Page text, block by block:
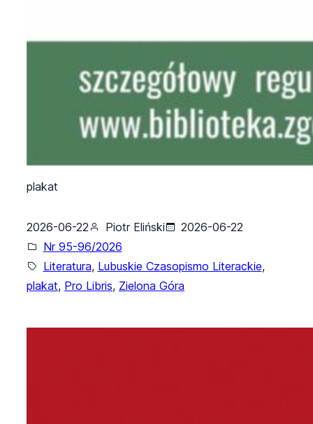
plakat
2026-06-22 Piotr Eliński
2026-06-22
Nr 95-96/2026
Literatura, Lubuskie Czasopismo Literackie,
plakat, Pro Libris, Zielona Góra